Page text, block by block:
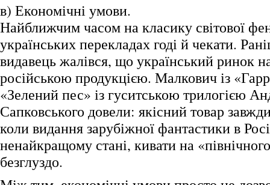
в) Економічні умови.
Найближчим часом на класику світової
українських перекладах годі й чекати.
видавець жалівся, що український ринок
російською продукцією. Малкович із
«Зелений пес» із гуситською трилогією
Сапковського довели: якісний товар
коли видання зарубіжної фантастики в
ненайкращому стані, кивати на «північного
безглуздо.